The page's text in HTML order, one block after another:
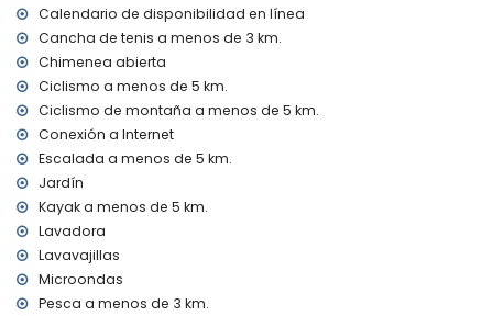
Instalaciones y servicios incluidos en el precio del alquiler
de la villa
aspiradora y plancha con tabla de planchar
ropa de cama y toallas
servicio de recepción y servicio de emergencia 24 horas
calefacción por aire y aire acondicionado
Instalaciones y servicios con coste adicional
servicio de aeropuerto
cama extra y cuna (bajo demanda)
Entretenimiento y actividades de ocio para sus vacaciones
en Jávea, Costa Blanca
Calendario de disponibilidad en línea
Cancha de tenis a menos de 3 km.
Chimenea abierta
Ciclismo a menos de 5 km.
Ciclismo de montaña a menos de 5 km.
Conexión a Internet
Escalada a menos de 5 km.
Jardín
Kayak a menos de 5 km.
Lavadora
Lavavajillas
Microondas
Pesca a menos de 3 km.